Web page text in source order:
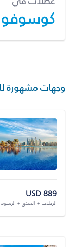
كوسوفو
وجهات مشهورة
USD 889
الرحلات + الفندق +